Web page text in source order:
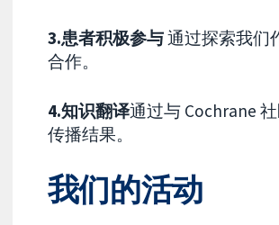
3.患者积极参与通过探索我们
合作。
4.知识翻译通过与 Cochrane
传播结果。
我们的活动